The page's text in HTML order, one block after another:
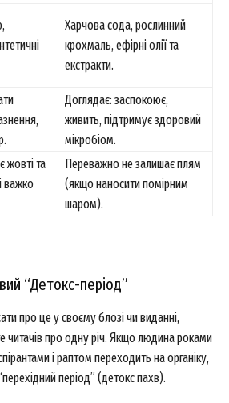
Week
Харчова сода, рослинний
крохмаль, ефірні олії та
екстракти.
Доглядає: заспокоює,
живить, підтримує здоровий
мікробіом.
жовті та
важко
Переважно не залишає плям
(якщо наносити помірним
шаром).
“Детокс-період”
про це у своєму блозі чи виданні,
читачів про одну річ. Якщо людина роками
і раптом переходить на органіку,
період” (детокс пахв).